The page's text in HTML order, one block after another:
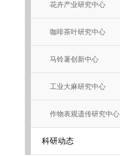
花卉产业研究中心
咖啡茶叶研究中心
马铃薯创新中心
工业大麻研究中心
作物表观遗传研究中心
科研动态